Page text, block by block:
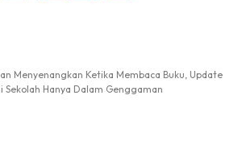
Menyenangkan Ketika Membaca Buku, Update
Sekolah Hanya Dalam Genggaman